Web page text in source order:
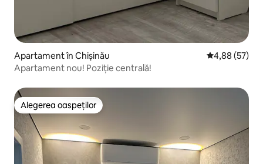
Apartament în Chișinău Scor mediu
4,88 (57)
Apartament nou! Poziție centrală!
Alegerea oaspeților
Alegerea oaspeților